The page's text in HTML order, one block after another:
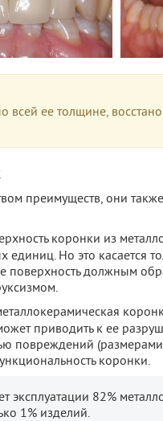
всей ее толщине,
преимуществ, они
коронки из
Но это касается
поверхность должным
приводить к ее
повреждений
коронки.
эксплуатации 82%
1% изделий.